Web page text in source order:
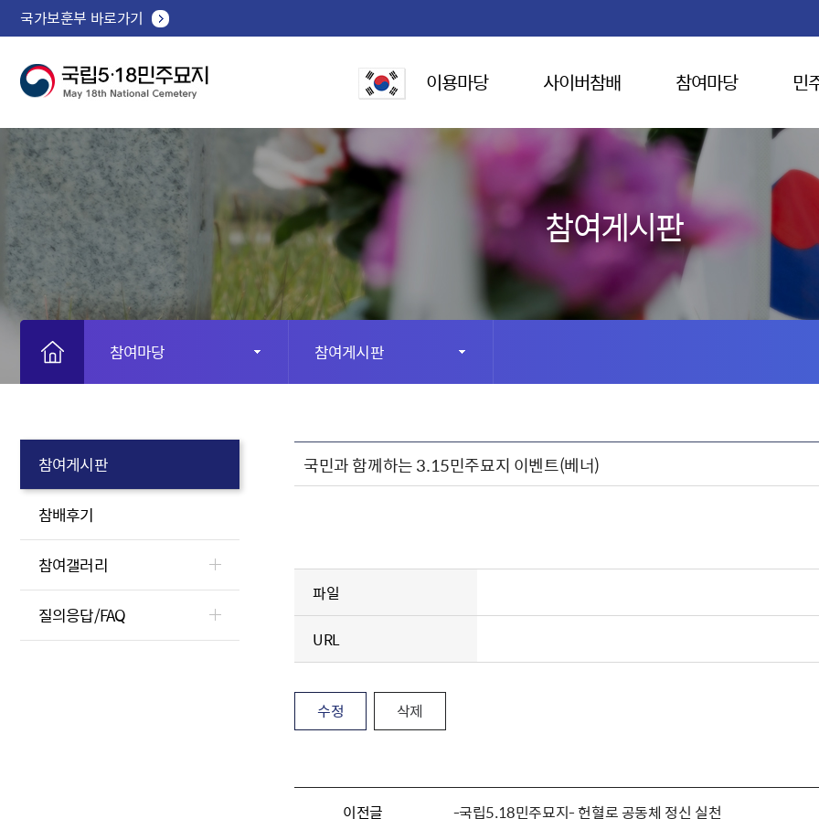
국가보훈부 바로가기
이용마당 사이버참배 참여마당 민
참여게시판
참여마당 참여게시판
참여게시판
참배후기
참여갤러리
질의응답/FAQ
국민과 함께하는 3.15민주묘지 이벤트(베너)
파일
URL
수정 삭제
이전글 -국립5.18민주묘지- 헌혈로 공동체 정신 실천